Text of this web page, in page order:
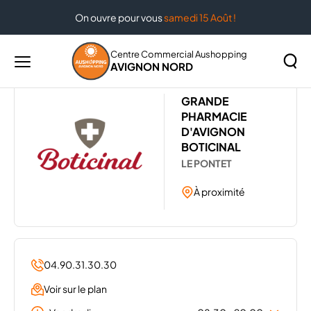
On ouvre pour voussamedi 15 Août !
Menu
principal
Centre Commercial Aushopping
AVIGNON NORD
Les magasins de votre centre Aushopping Avignon
GRANDE PHARMACIE D'AVIGNON - BOTICINAL
GRANDE
PHARMACIE
D'AVIGNON
BOTICINAL
LE PONTET
À proximité
04.90.31.30.30
Voir sur le plan